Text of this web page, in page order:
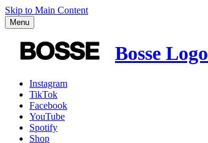
Skip to Main Content
Menu
Bosse Logo
Instagram
TikTok
Facebook
YouTube
Spotify
Shop